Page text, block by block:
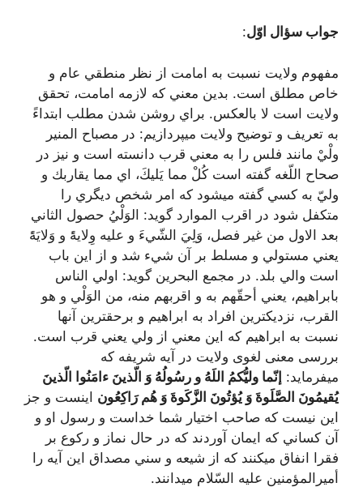
جواب سؤال اوّل:
مفهوم ولایت نسبت به امامت از نظر منطقي عام و
خاص مطلق است. بدين معني كه لازمه امامت، تحقق
ولايت است لا بالعکس. براي روشن شدن مطلب ابتداءً
به تعريف و توضيح ولايت ميپردازيم: در مصباح المنير
ولْيْ مانند فلس را به معني قرب دانسته است و نيز در
صحاح اللّغه گفته است كُلْ مما يَليكَ، اي مما يقاربك و
وليّ به كسي گفته ميشود كه امر شخص ديگري را
متكفل شود در اقرب الموارد گويد: الوَلْيُ حصول الثاني
بعد الاول من غير فصل، وَلِيَ الشّيءَ و عليه وِلايۀً و وَلايَۀً
يعني مستولي و مسلط بر آن شيء شد و از اين باب
است والي بلد. در مجمع البحرين گويد: اولي الناس
بابراهيم، يعني أحقّهم به و اقربهم منه، من الوَلْي و هو
القرب، نزديكترين افراد به ابراهيم و برحقترين آنها
نسبت به ابراهيم كه اين معني از ولي يعني قرب است.
بررسی معنی لغوی ولایت در آيه شریفه كه
ميفرمايد: إنّما ولیُّکمُ اللَهُ و رسُولُهُ وَ الّذینَ ءامَنُوا الّذینَ
یُقیمُونَ الصَّلَوةَ وَ یُؤتُونَ الزَّکَوةَ وَ هُم رَاکِعُون اينست و جز
اين نيست كه صاحب اختيار شما خداست و رسول او و
آن كساني كه ايمان آوردند كه در حال نماز و ركوع بر
فقرا انفاق ميكنند كه از شيعه و سني مصداق اين آيه را
أميرالمؤمنين عليه السّلام ميدانند.